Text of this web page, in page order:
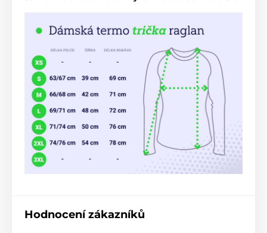
Hodnocení zákazníků